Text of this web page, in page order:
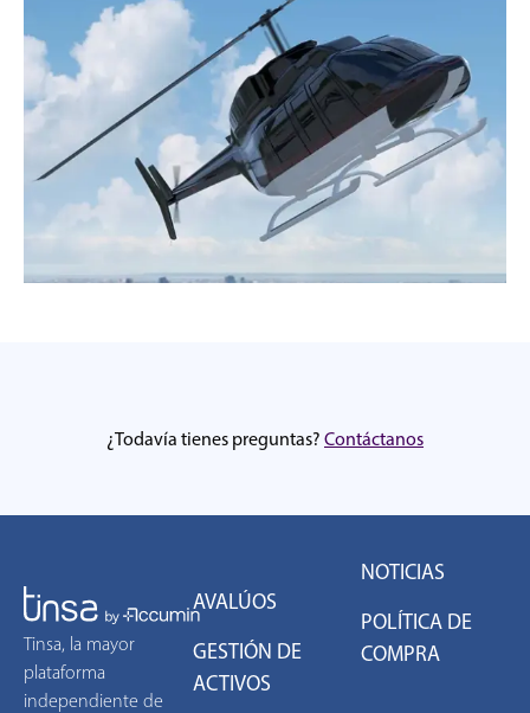
¿Todavía tienes preguntas? Contáctanos
Tinsa, la mayor
plataforma
independiente de
AVALÚOS
GESTIÓN DE
ACTIVOS
NOTICIAS
POLÍTICA DE
COMPRA